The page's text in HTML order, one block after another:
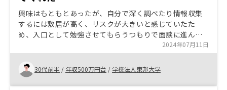
回購入した部屋はそもそも違う階ですし、サイト自体の
信憑性も不確かですが、100％気持ちが良いとは思いませ
んでした。しかし結果としては、担当の方のその後の丁
寧な説明と立地条件や外観等を考慮の上で購入を決断さ
せていただきましたので、今は特に問題はないと思って
います。
興味はもともとあったが、自分で深く調べたり情報収集
するには敷居が高く、リスクが大きいと感じていたた
め、入口として勉強させてもらうつもりで面談に進ん
だ。 説明を受け、疑問点に明確に対応していただき、そ
こから自分でも調べていき有益だと判断できたため購入
となった。
2024年07月11日
30代前半 / 年収500万円台 / 学校法人東邦大学